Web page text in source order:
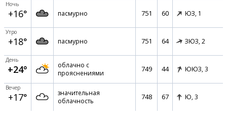
Ночь
+16° пасмурно 751 60 ЮЗ, 1
Утро
+18° пасмурно 751 64 ЗЮЗ, 2
День
+24°
облачно с
прояснениями
749 44 ЮЮЗ, 3
Вечер
+17°
значительная
облачность
748 67 Ю, 3